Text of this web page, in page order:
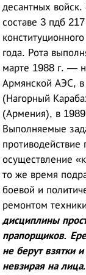
десантных
составе 3 пдб
года. Рота
марте 1988 г. —
Армянской АЭС, в
(Нагорный
(Армения), в
Выполняемые
осуществление
то же время
боевой и
ремонтом
дисциплины
прапорщиков.
не берут взятки
невзирая на